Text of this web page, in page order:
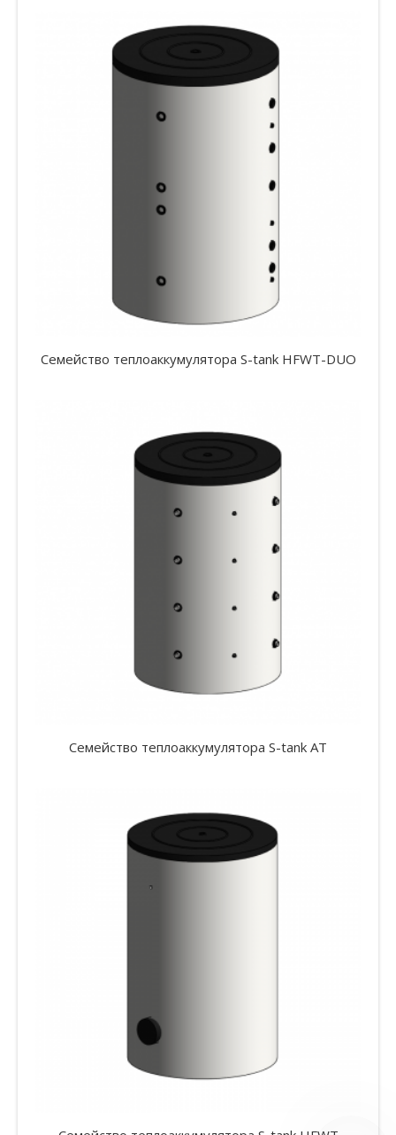
Семейство теплоаккумулятора S-tank HFWT-DUO
Семейство теплоаккумулятора S-tank AT